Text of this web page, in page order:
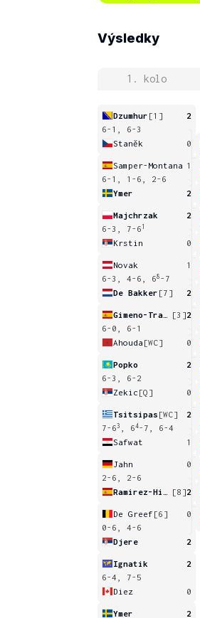
Výsledky
1. kolo
Dzumhur [1]
2
6-1, 6-3
Staněk
0
Samper-Montana 1
6-1, 1-6, 2-6
Ymer
2
Majchrzak
2
6-3, 7-6 1
Krstin 0
Novak
1
6-3, 4-6, 68 -7
De Bakker [7] 2
[3]2
6-0, 6-1
Ahouda [WC] 0
Popko
2
6-3, 6-2
Zekic [Q] 0
Tsitsipas [WC]
2
7-63 , 64-7, 6-4
Safwat
1
Jahn
0
2-6, 2-6
[8]2
De Greef [6]
0
0-6, 4-6
Djere
2
Ignatik
2
6-4, 7-5
Diez
0
Ymer
2